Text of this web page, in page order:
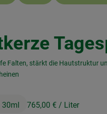
Falten, stärkt die Hautstruktur
765,00 € / Liter